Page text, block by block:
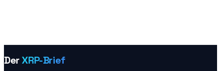
DerXRP-Brief